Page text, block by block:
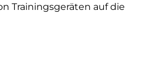
Trainingsgeräten auf die